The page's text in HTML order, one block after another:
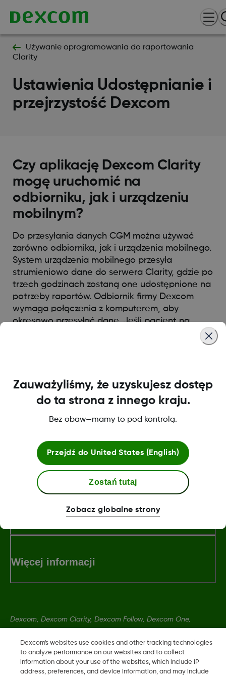
Używanie oprogramowania do raportowania
Clarity
Ustawienia Udostępnianie i
przejrzystość Dexcom
Czy aplikację Dexcom Clarity
mogę uruchomić na
odbiorniku, jak i urządzeniu
mobilnym?
Do przesyłania danych CGM można używać
zarówno odbiornika, jak i urządzenia mobilnego.
System urządzenia mobilnego przesyła
strumieniowo dane do serwera Clarity, gdzie po
trzech godzinach zostaną one udostępnione na
potrzeby raportów. Odbiornik firmy Dexcom
wymaga połączenia z komputerem, aby
okresowo przesyłać dane. Jeśli pacjent na
odbiornika, serwer Clarity będzie potrzebować
LBL014350 Rev 004
Warunki i zasady
Więcej informacji
Dexcom, Dexcom Clarity, Dexcom Follow, Dexcom One,
w USA i mogą być zarejestrowane w innych krajach.
LBL014350 Rev 004
Dexcom's websites use cookies and other tracking technologies
to analyze performance on our websites and to collect
information about your use of the websites, which include IP
address, preferences, and device information, and may include
Zauważyliśmy, że uzyskujesz dostęp
do ta strona z innego kraju.
Bez obaw—mamy to pod kontrolą.
Przejdź do United States (English)
Zostań tutaj
Zobacz globalne strony